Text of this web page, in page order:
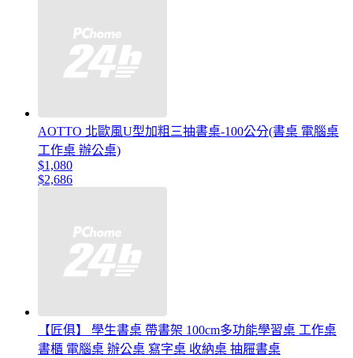
AOTTO 北歐風U型加粗三抽書桌-100公分(書桌 電腦桌
工作桌 辦公桌)
$1,080
$2,686
【匠俱】 學生書桌 帶書架 100cm多功能學習桌 工作桌
書櫃 電腦桌 辦公桌 寫字桌 收納桌 抽屜書桌